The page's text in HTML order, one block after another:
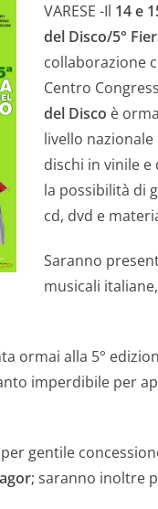
VARESE -Il 14 e
del Disco/5°
collaborazione
Centro
del Disco è
livello
dischi in vinile
la possibilità di
cd, dvd e
Saranno
musicali italiane,
ormai alla 5°
imperdibile per
gentile
; saranno inoltre